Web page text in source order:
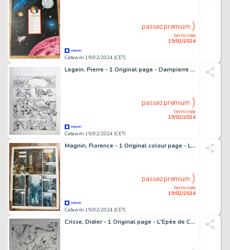
Catawiki 19/02/2024 (CET)
terminée
19/02/2024
passez premium
Legein, Pierre - 1 Original page - Dampierre T4 - Le Complot de Laval - 1994
Catawiki 19/02/2024 (CET)
terminée
19/02/2024
passez premium
Magnin, Florence - 1 Original colour page - L'Autre Monde T1 - Le Pays roux - 1991
Catawiki 19/02/2024 (CET)
terminée
19/02/2024
passez premium
Crisse, Didier - 1 Original page - L'Épée de Cristal T2 - Le regard de Wenlok - 1991